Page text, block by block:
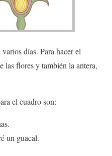
días. Para hacer el
las flores y también laantera,
elcuadroson:
un guacal.